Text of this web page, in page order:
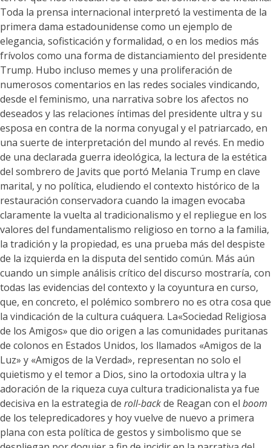
Toda la prensa internacional interpretó la vestimenta de la
primera dama estadounidense como un ejemplo de
elegancia, sofisticación y formalidad, o en los medios más
frívolos como una forma de distanciamiento del presidente
Trump. Hubo incluso memes y una proliferación de
numerosos comentarios en las redes sociales vindicando,
desde el feminismo, una narrativa sobre los afectos no
deseados y las relaciones íntimas del presidente ultra y su
esposa en contra de la norma conyugal y el patriarcado, en
una suerte de interpretación del mundo al revés. En medio
de una declarada guerra ideológica, la lectura de la estética
del sombrero de Javits que portó Melania Trump en clave
marital, y no política, eludiendo el contexto histórico de la
restauración conservadora cuando la imagen evocaba
claramente la vuelta al tradicionalismo y el repliegue en los
valores del fundamentalismo religioso en torno a la familia,
la tradición y la propiedad, es una prueba más del despiste
de la izquierda en la disputa del sentido común. Más aún
cuando un simple análisis crítico del discurso mostraría, con
todas las evidencias del contexto y la coyuntura en curso,
que, en concreto, el polémico sombrero no es otra cosa que
la vindicación de la cultura cuáquera. La«Sociedad Religiosa
de los Amigos» que dio origen a las comunidades puritanas
de colonos en Estados Unidos, los llamados «Amigos de la
Luz» y «Amigos de la Verdad», representan no solo el
quietismo y el temor a Dios, sino la ortodoxia ultra y la
adoración de la riqueza cuya cultura tradicionalista ya fue
decisiva en la estrategia de roll-backde Reagan con el boom
de los telepredicadores y hoy vuelve de nuevo a primera
plana con esta política de gestos y simbolismo que se